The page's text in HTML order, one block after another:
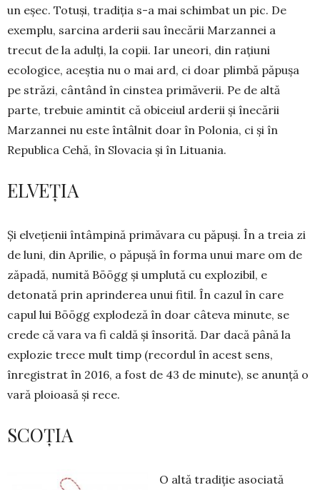
un eșec. Totuși, tradiția s-a mai schimbat un pic. De
exemplu, sarcina arderii sau înecării Marzannei a
trecut de la adulți, la copii. Iar uneori, din rațiuni
ecologice, aceștia nu o mai ard, ci doar plimbă păpușa
pe străzi, cântând în cinstea primăverii. Pe de altă
parte, trebuie amintit că obiceiul arderii și înecării
Marzannei nu este întâlnit doar în Polonia, ci și în
Republica Cehă, în Slovacia și în Lituania.
ELVEȚIA
Și elvețienii întâmpină primăvara cu pă­puși. În a treia zi
de luni, din Aprilie, o păpușă în forma unui mare om de
zăpadă, numită Böögg și umplută cu explozibil, e
detonată prin aprinderea unui fitil. În cazul în care
capul lui Böögg explodeză în doar câteva minute, se
crede că vara va fi caldă și însorită. Dar dacă până la
explozie trece mult timp (recordul în acest sens,
înregistrat în 2016, a fost de 43 de minute), se anunță o
vară ploioasă și rece.
SCOȚIA
O altă tradiție asociată